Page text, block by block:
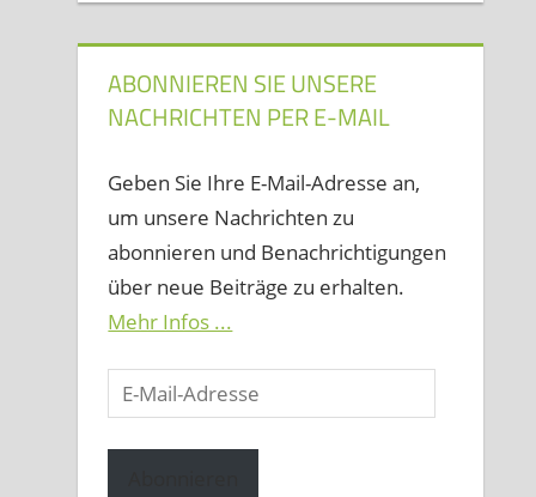
ABONNIEREN SIE UNSERE
NACHRICHTEN PER E-MAIL
Geben Sie Ihre E-Mail-Adresse an,
um unsere Nachrichten zu
abonnieren und Benachrichtigungen
über neue Beiträge zu erhalten.
Mehr Infos ...
E-
Mail-
Adresse